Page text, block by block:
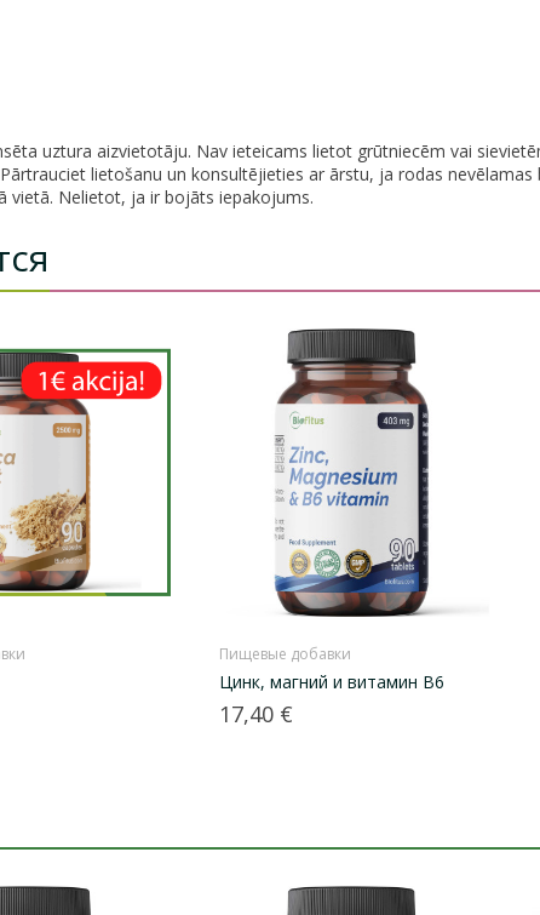
uztura aizvietotāju. Nav ieteicams lietot grūtniecēm vai
lietošanu un konsultējieties ar ārstu, ja rodas
vietā. Nelietot, ja ir bojāts iepakojums.
Пищевые добавки
Цинк, магний и витамин В6
Цена
17,40 €